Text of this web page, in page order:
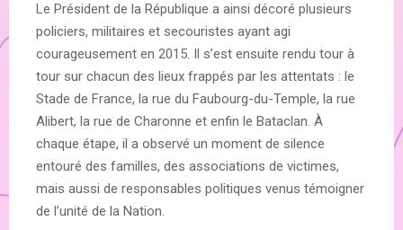
Le Président de la République a ainsi décoré plusieurs
policiers, militaires et secouristes ayant agi
courageusement en 2015. Il s’est ensuite rendu tour à
tour sur chacun des lieux frappés par les attentats : le
Stade de France, la rue du Faubourg-du-Temple, la rue
Alibert, la rue de Charonne et enfin le Bataclan. À
chaque étape, il a observé un moment de silence
entouré des familles, des associations de victimes,
mais aussi de responsables politiques venus témoigner
de l’unité de la Nation.